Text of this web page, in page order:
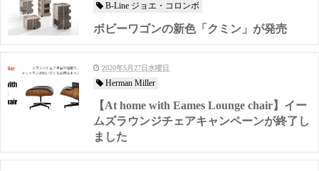
B-Line ジョエ・コロンボ
ボビーワゴンの新色「クミン」が発売
2020年5月27日水曜日
Herman Miller
【At home with Eames Lounge chair】イー
ムズラウンジチェアキャンペーンが終了し
ました